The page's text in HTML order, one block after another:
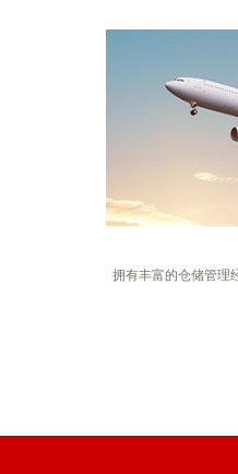
拥有丰富的仓储管理